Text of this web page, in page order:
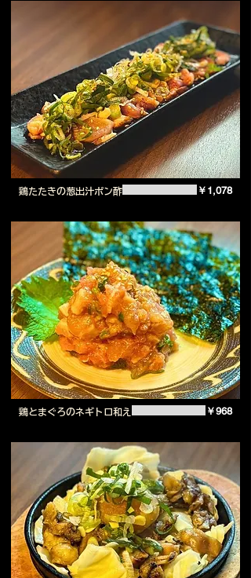
鶏たたきの葱出汁ポン酢 ￥1,078
鶏とまぐろのネギトロ和え ￥968